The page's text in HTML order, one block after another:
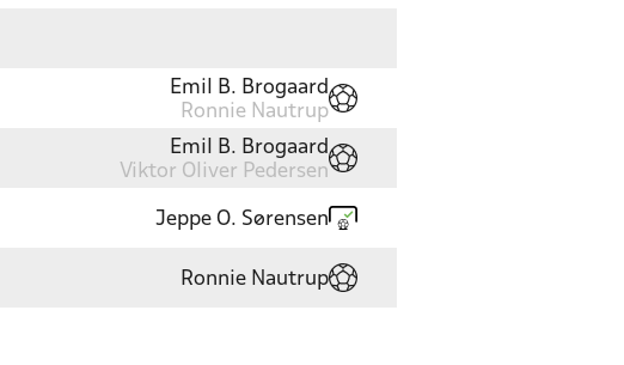
Emil B. Brogaard
Ronnie Nautrup
Emil B. Brogaard
Viktor Oliver Pedersen
Jeppe O. Sørensen
Ronnie Nautrup